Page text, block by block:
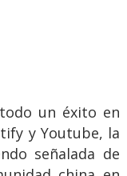
un éxito en
y Youtube, la
señalada de